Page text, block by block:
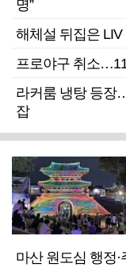
명”
해체설 뒤집은
프로야구 취소
라커룸 냉탕 등장
잡
마산 원도심 행정